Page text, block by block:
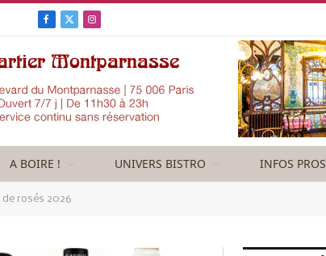
Facebook
X
Instagram
A BOIRE ! UNIVERS BISTRO INFOS PROS
de rosés 2026